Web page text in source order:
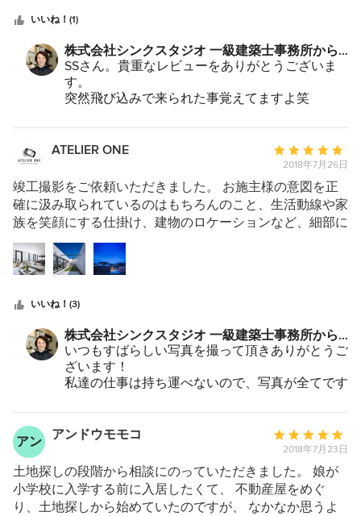
かなな生活は、豊かな人生とも言えます。毎日が旅行気分
のようで、落ち着く空間。そして、驚きのあるデザイン。
そして毎日の生活の動線も考え尽くしたデザイン。そんな
素晴らしい生活空間を作ってもらいました。10年経った今
でも、どの場所からでも、いい家だと実感しています。
ませんでしたが、ある日、そこが建築事務所であることが
わかり、通りがかったついでに立ち寄ってみることにまし
た。 アポなし訪問であったにもかかわらず丁寧に対応
していただいたこと、自身や子供たちの年齢がちかかった
こと、そして「絶対にいい家ができます」という建築家の
瞬間から、「よし家を建てるぞ（借金するぞ）」という腹
がきまったような気がします。 周囲を住宅で囲まれた
格安の旗竿地がみつかったときも相談にのっていただき、
「その土地で問題ありません。設計次第で必ずいい家にな
ります」との言葉に、安心して購入に踏み切れました。
打合せでは、法律や予算などの制限、夫婦の意見の違い
や、理想と現実のギャップなど、様々な懸案に対してもい
ろいろな角度から助言をいただき、解決策をさがし落とし
どころを見つけていくことができました。また、突飛な要
かがうことで、ハイになった精神状態であらぬ方向に行こ
うとしていたところを、よりよい道へと軌道修正すること
ができました。 建売を買えば１～２か月で入居できる
ところを、１年以上かけて家づくりをすることに不安もあ
りましたが、建売を購入するときに直面する「手抜き工
まされていないか」などのマイナス思考から一切解放さ
れ、信頼できる建築家、スタッフの方、工務店の皆さん
と、理想の家を目指し、完成するまで一歩ずつ近づけいく
というプラス思考での１年数ヶ月間は、とても充実した有
意義な時間であったと感じています。 そして、この
「理想の家にクライアントと一緒になって一歩ずつ近づけ
いいね！(1)
株式会社シンクスタジオ 一級建築士事務所から
のコメント：
SSさん。貴重なレビューをありがとうございま
す。
突然飛び込みで来られた事覚えてますよ笑
SSさんとの打合せは、常に笑いに囲まれた楽し
い時間でした。
子供の事、家族の事、趣味の事、沢山お話させて
いただきましたね。
また家の事でなにかあれば、気軽に相談して下さ
いね！
次はゴルフ負けませんので。。。笑
ATELIER ONE
平
均
評
価：
5
2018年7月26日
竣工撮影をご依頼いただきました。 お施主様の意図を正
確に汲み取られているのはもちろんのこと、生活動線や家
族を笑顔にする仕掛け、建物のロケーションなど、細部に
まで気を配られていることに驚かされ、とても信頼性の高
い設計事務所だと感じました。 またご依頼いただきたい
と心から思っております。 今後共宜しくお願い致しま
いいね！(3)
株式会社シンクスタジオ 一級建築士事務所から
のコメント：
いつもすばらしい写真を撮って頂きありがとうご
ざいます！
私達の仕事は持ち運べないので、写真が全てです
また新しい物件の撮影お願い致しますねm(_ _)m
アン
アンドウモモコ
平
均
評
価：
5
2018年7月23日
土地探しの段階から相談にのっていただきました。 娘が
小学校に入学する前に入居したくて、 不動産屋をめぐ
り、土地探しから始めていたのですが、 なかなか思うよ